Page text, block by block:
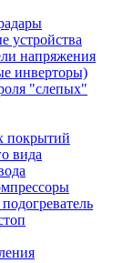
устройства
напряжения
инверторы)
"слепых"
покрытий
вида